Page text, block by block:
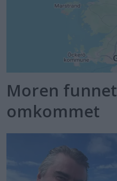
Moren funnet
omkommet